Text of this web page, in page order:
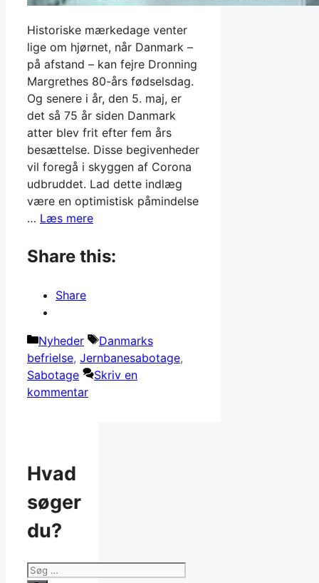
Historiske mærkedage venter
lige om hjørnet, når Danmark –
på afstand – kan fejre Dronning
Margrethes 80-års fødselsdag.
Og senere i år, den 5. maj, er
det så 75 år siden Danmark
atter blev frit efter fem års
besættelse. Disse begivenheder
vil foregå i skyggen af Corona
udbruddet. Lad dette indlæg
være en optimistisk påmindelse
… Læs mere
Share this:
Share
Kategorier
Nyheder Tags
Danmarks
befrielse, Jernbanesabotage,
Sabotage
Skriv en
kommentar
Hvad
søger
du?
Søg